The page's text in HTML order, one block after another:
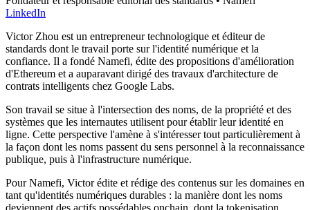
LinkedIn
Victor Zhou est un entrepreneur technologique et éditeur de
standards dont le travail porte sur l'identité numérique et la
confiance. Il a fondé Namefi, édite des propositions d'amélioration
d'Ethereum et a auparavant dirigé des travaux d'architecture de
contrats intelligents chez Google Labs.
Son travail se situe à l'intersection des noms, de la propriété et des
systèmes que les internautes utilisent pour établir leur identité en
ligne. Cette perspective l'amène à s'intéresser tout particulièrement à
la façon dont les noms passent du sens personnel à la reconnaissance
publique, puis à l'infrastructure numérique.
Pour Namefi, Victor édite et rédige des contenus sur les domaines en
tant qu'identités numériques durables : la manière dont les noms
deviennent des actifs possédables onchain, dont la tokenisation